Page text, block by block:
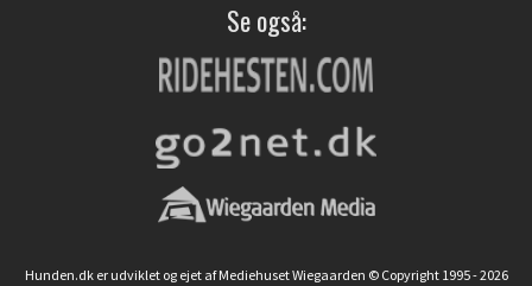
Se også:
Hunden.dk er udviklet og ejet af Mediehuset Wiegaarden © Copyright 1995 - 2026